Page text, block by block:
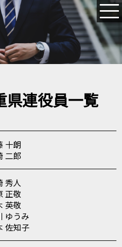
県連役員一覧
十朗
二郎
秀人
正敬
英敬
ゆうみ
佐知子